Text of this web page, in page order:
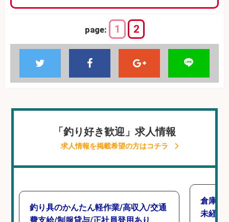
page: 1 2
「釣り好き歓迎」求人情報
求人情報を掲載希望の方はコチラ
釣り具のかんたん軽作業/高収入/交通
費支給/制服貸与/正社員登用あり
倉庫で
未経験